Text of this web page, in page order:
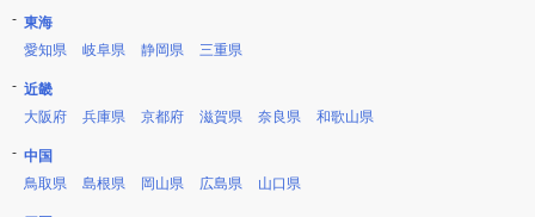
東海
愛知県
岐阜県 静岡県 三重県
近畿
大阪府
兵庫県 京都府 滋賀県 奈良県 和歌山県
中国
鳥取県
島根県 岡山県 広島県 山口県